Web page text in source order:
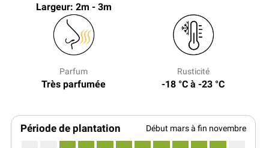
Largeur: 2m - 3m
Parfum
Très parfumée
Rusticité
-18 °C à -23 °C
Période de plantation Début mars à fin novembre